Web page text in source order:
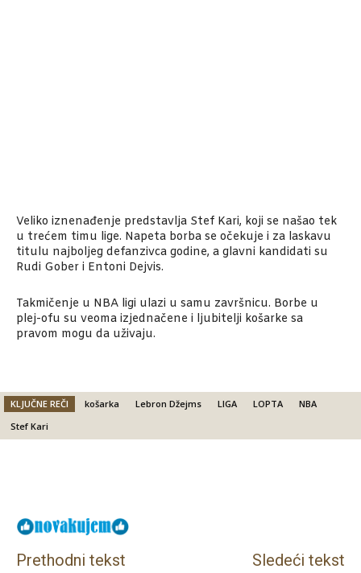
Veliko iznenađenje predstavlja Stef Kari, koji se našao tek
u trećem timu lige. Napeta borba se očekuje i za laskavu
titulu najboljeg defanzivca godine, a glavni kandidati su
Rudi Gober i Entoni Dejvis.
Takmičenje u NBA ligi ulazi u samu završnicu. Borbe u
plej-ofu su veoma izjednačene i ljubitelji košarke sa
pravom mogu da uživaju.
KLJUČNE REČI košarka Lebron Džejms LIGA LOPTA
NBA
Stef Kari
Prethodni tekst Sledeći tekst